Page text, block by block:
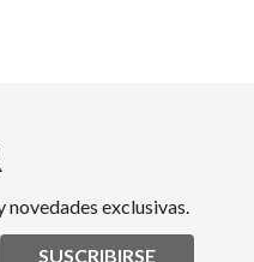
exclusivas.
SUSCRIBIRSE